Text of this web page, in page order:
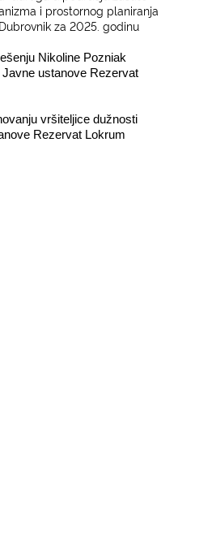
i prostornog planiranja
za 2025. godinu
Nikoline Pozniak
ustanove Rezervat
vršiteljice dužnosti
Rezervat Lokrum